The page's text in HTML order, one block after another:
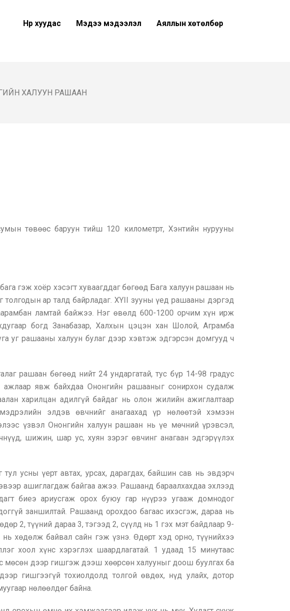
Нүүр хуудас Мэдээ мэдээлэл Аяллын хөтөлбөр
ХАЛУУН РАШААН
төвөөс баруун тийш 120 километрт, Хэнтийн нурууны
гэж хоёр хэсэгт хуваагддаг бөгөөд Бага халуун рашаан нь
ар талд байрладаг. XYII зууны үед рашааны дэргэд
ламтай байжээ. Нэг өвөлд 600-1200 орчим хүн ирж
богд Занабазар, Халхын цэцэн хан Шолой, Аграмба
уг рашааны халуун булаг дээр хэвтэж эдгэрсэн домгууд ч
рашаан бөгөөд нийт 24 ундаргатай, тус бүр 14-98 градус
явж байхдаа Ононгийн рашааныг сонирхон судалж
харилцан адилгүй байдаг нь олон жилийн ажиглалтаар
элдэв өвчнийг анагаахад үр нөлөөтэй хэмээн
үзвэл Ононгийн халуун рашаан нь үе мөчний үрэвсэл,
шижин, шар ус, хуян зэрэг өвчинг анагаан эдгэрүүлэх
усны үерт автах, урсах, дарагдах, байшин сав нь эвдэрч
ашиглагдаж байгаа ажээ. Рашаанд бараалхахдаа эхлээд
биеэ ариусгаж орох буюу гар нүүрээ угааж домнодог
заншилтай. Рашаанд орохдоо багаас ихэсгэж, дараа нь
2, түүний дараа 3, тэгээд 2, сүүлд нь 1 гэх мэт байдлаар 9-
хөдөлж байвал сайн гэж үзнэ. Өдөрт хэд орно, түүнийхээ
хоол хүнс хэрэглэх шаардлагатай. 1 удаад 15 минутаас
мөсөн дээр гишгэж дээш хөөрсөн халууныг доош буулгах ба
гишгээгүй тохиолдолд толгой өвдөх, нүд улайх, дотор
нөлөөлдөг байна.